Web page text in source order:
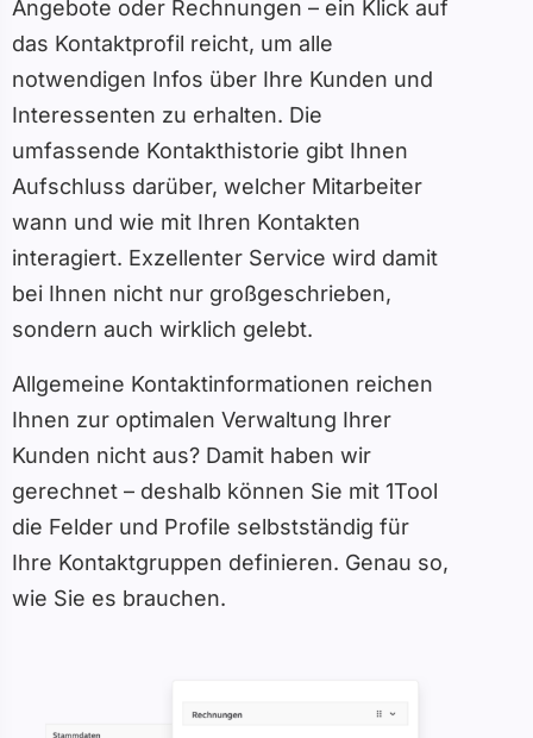
Angebote oder Rechnungen – ein Klick auf
das Kontaktprofil reicht, um alle
notwendigen Infos über Ihre Kunden und
Interessenten zu erhalten. Die
umfassende Kontakthistorie gibt Ihnen
Aufschluss darüber, welcher Mitarbeiter
wann und wie mit Ihren Kontakten
interagiert. Exzellenter Service wird damit
bei Ihnen nicht nur großgeschrieben,
sondern auch wirklich gelebt.
Allgemeine Kontaktinformationen reichen
Ihnen zur optimalen Verwaltung Ihrer
Kunden nicht aus? Damit haben wir
gerechnet – deshalb können Sie mit 1Tool
die Felder und Profile selbstständig für
Ihre Kontaktgruppen definieren. Genau so,
wie Sie es brauchen.